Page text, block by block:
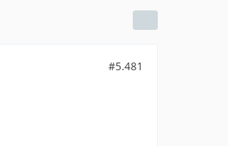
#5.481